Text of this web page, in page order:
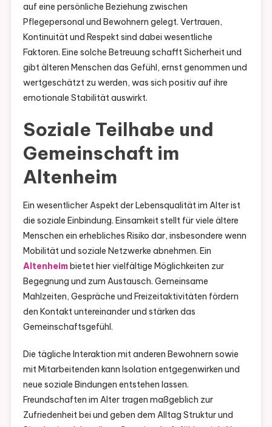
auf eine persönliche Beziehung zwischen
Pflegepersonal und Bewohnern gelegt. Vertrauen,
Kontinuität und Respekt sind dabei wesentliche
Faktoren. Eine solche Betreuung schafft Sicherheit und
gibt älteren Menschen das Gefühl, ernst genommen und
wertgeschätzt zu werden, was sich positiv auf ihre
emotionale Stabilität auswirkt.
Soziale Teilhabe und
Gemeinschaft im
Altenheim
Ein wesentlicher Aspekt der Lebensqualität im Alter ist
die soziale Einbindung. Einsamkeit stellt für viele ältere
Menschen ein erhebliches Risiko dar, insbesondere wenn
Mobilität und soziale Netzwerke abnehmen. Ein
Altenheimbietet hier vielfältige Möglichkeiten zur
Begegnung und zum Austausch. Gemeinsame
Mahlzeiten, Gespräche und Freizeitaktivitäten fördern
den Kontakt untereinander und stärken das
Gemeinschaftsgefühl.
Die tägliche Interaktion mit anderen Bewohnern sowie
mit Mitarbeitenden kann Isolation entgegenwirken und
neue soziale Bindungen entstehen lassen.
Freundschaften im Alter tragen maßgeblich zur
Zufriedenheit bei und geben dem Alltag Struktur und